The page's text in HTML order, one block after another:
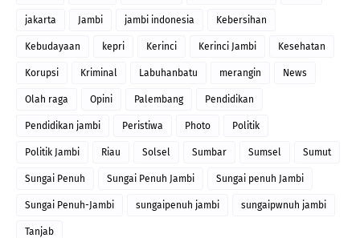
jakarta Jambi jambi indonesia Kebersihan
Kebudayaan kepri Kerinci Kerinci Jambi Kesehatan
Korupsi Kriminal Labuhanbatu merangin News
Olah raga Opini Palembang Pendidikan
Pendidikan jambi Peristiwa Photo Politik
Politik Jambi Riau Solsel Sumbar Sumsel Sumut
Sungai Penuh Sungai Penuh Jambi Sungai penuh Jambi
Sungai Penuh-Jambi sungaipenuh jambi sungaipwnuh jambi
Tanjab